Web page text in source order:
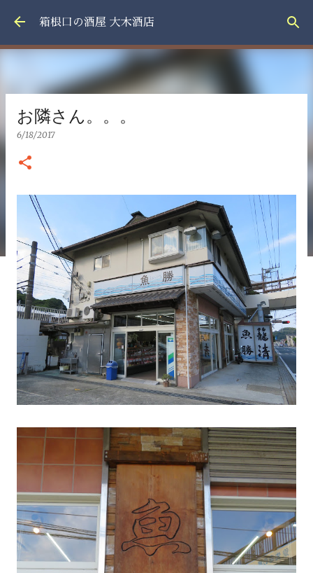
スキップしてメイン コンテンツに移動
箱根口の酒屋 大木酒店
お隣さん。。。
6/18/2017